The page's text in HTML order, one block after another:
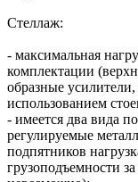
Стеллаж:
- максимальная
комплектации
образные
использованием
- имеется два вида
регулируемые
подпятников
грузоподъемности